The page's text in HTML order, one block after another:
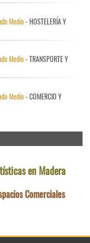
Medio- HOSTELERÍA Y
Medio- TRANSPORTE Y
Medio- COMERCIO Y
en Madera
Comerciales